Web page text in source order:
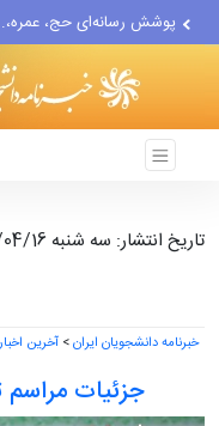
پوشش رسانه‌ای حج،
گزارش رسانه آمریکایی از...
تاریخ انتشار: سه شنبه 1405/04/16 - 16:48
خبرنامه دانشجویان ایران> آخرین
جزئیات